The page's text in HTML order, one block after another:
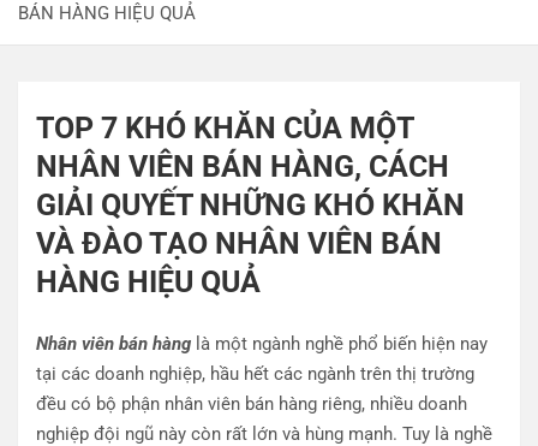
BÁN HÀNG HIỆU QUẢ
TOP 7 KHÓ KHĂN CỦA MỘT
NHÂN VIÊN BÁN HÀNG, CÁCH
GIẢI QUYẾT NHỮNG KHÓ KHĂN
VÀ ĐÀO TẠO NHÂN VIÊN BÁN
HÀNG HIỆU QUẢ
Nhân viên bán hàng là một ngành nghề phổ biến hiện nay
tại các doanh nghiệp, hầu hết các ngành trên thị trường
đều có bộ phận nhân viên bán hàng riêng, nhiều doanh
nghiệp đội ngũ này còn rất lớn và hùng mạnh. Tuy là nghề